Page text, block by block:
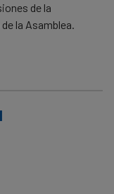
de la
la Asamblea.